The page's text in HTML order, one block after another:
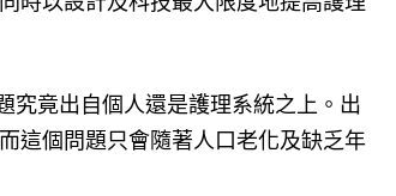
究竟出自個人還是護理系統之上。出
這個問題只會隨著人口老化及缺乏年